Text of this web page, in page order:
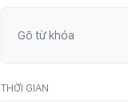
THỜI GIAN